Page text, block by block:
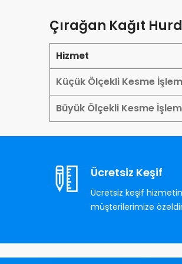
Çırağan Kağıt
Hizmet
Küçük Ölçekli Kesme
Büyük Ölçekli Kesme
Ücretsiz Keşif
Ücretsiz keşif
müşterilerimize